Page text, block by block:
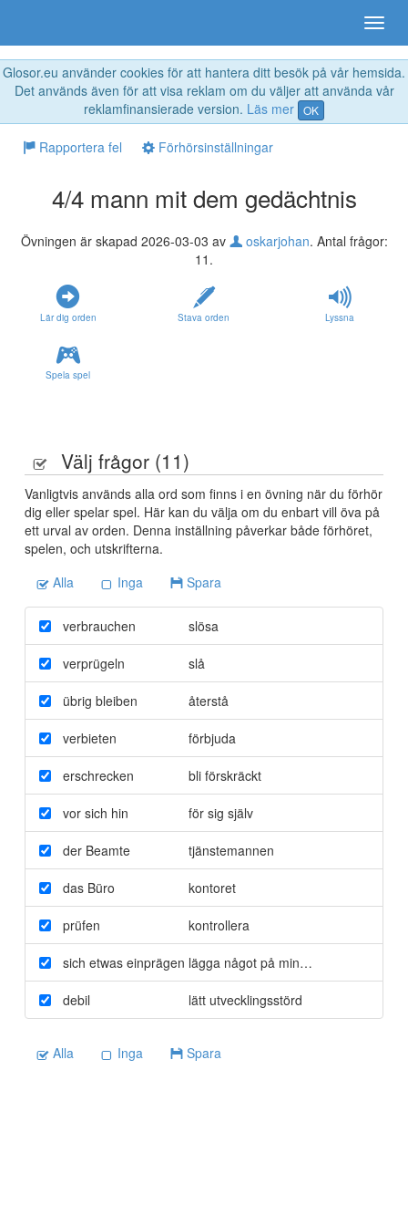
Glosor.eu använder cookies för att hantera ditt besök på vår hemsida.
Det används även för att visa reklam om du väljer att använda vår
reklamfinansierade version. Läs mer OK
Rapportera fel Förhörsinställningar
4/4 mann mit dem gedächtnis
Övningen är skapad 2026-03-03 av oskarjohan. Antal frågor:
11.
Lär dig orden Stava orden Lyssna
Spela spel
Välj frågor (11)
Vanligtvis används alla ord som finns i en övning när du förhör
dig eller spelar spel. Här kan du välja om du enbart vill öva på
ett urval av orden. Denna inställning påverkar både förhöret,
spelen, och utskrifterna.
Alla
Inga Spara
verbrauchen slösa
verprügeln slå
übrig bleiben återstå
verbieten förbjuda
erschrecken bli förskräckt
vor sich hin för sig själv
der Beamte tjänstemannen
das Büro kontoret
prüfen kontrollera
sich etwas einprägen lägga något på minnet
debil lätt utvecklingsstörd
Alla Inga Spara